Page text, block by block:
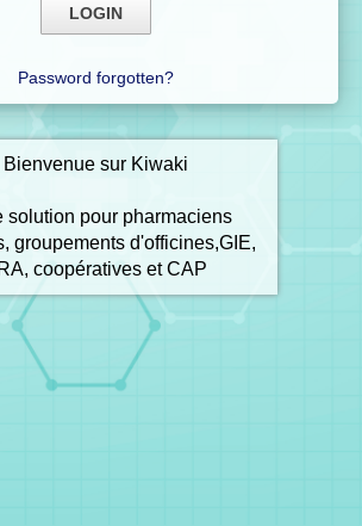
Password forgotten?
Bienvenue sur Kiwaki
solution pour pharmaciens
groupements d'officines,GIE,
coopératives et CAP